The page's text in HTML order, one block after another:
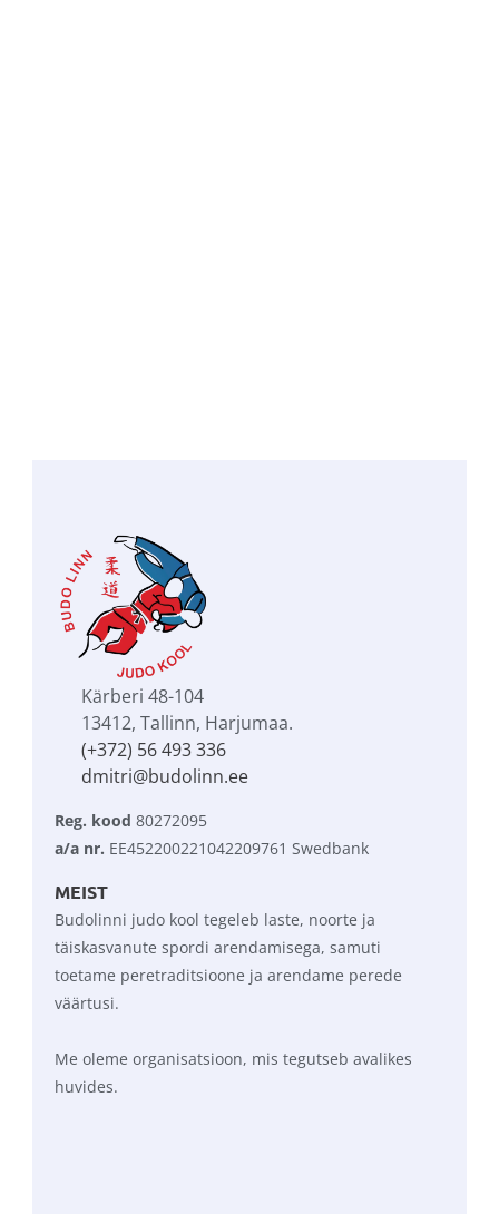
Kärberi 48-104
13412, Tallinn, Harjumaa.
(+372) 56 493 336
dmitri@budolinn.ee
Reg. kood 80272095
a/a nr. EE452200221042209761 Swedbank
MEIST
Budolinni judo kool tegeleb laste, noorte ja
täiskasvanute spordi arendamisega, samuti
toetame peretraditsioone ja arendame perede
väärtusi.
Me oleme organisatsioon, mis tegutseb avalikes
huvides.